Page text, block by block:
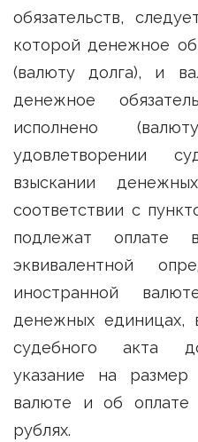
обязательств,
которой денежное
(валюту долга), и
денежное
исполнено
удовлетворении
взыскании
соответствии с
подлежат
эквивалентной
иностранной
денежных единицах,
судебного акта
указание на
валюте и об оплате
рублях.